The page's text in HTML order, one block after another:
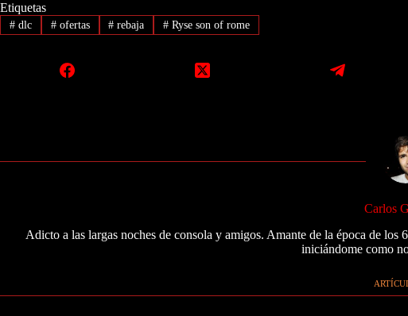
Etiquetas
#dlc #ofertas # rebaja # Ryse son of rome
Carlos
Adicto a las largas noches de consola y amigos. Amante de la época de
iniciándome como